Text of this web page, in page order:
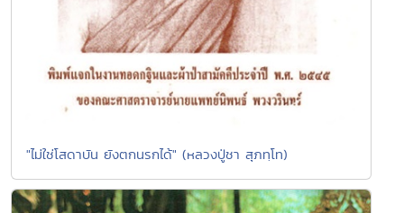
"ไม่ใช่โสดาบัน ยังตกนรกได้" (หลวงปู่ชา สุภทฺโท)